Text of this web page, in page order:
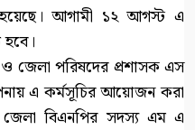
আগামী ১২ আগস্ট এ
হবে।
জেলা পরিষদের প্রশাসক এস
এ কর্মসূচির আয়োজন করা
জেলা বিএনপির সদস্য এম এ